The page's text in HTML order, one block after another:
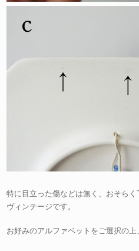
特に目立った傷などは無く、おそら
ヴィンテージです。
お好みのアルファベットをご選択の上